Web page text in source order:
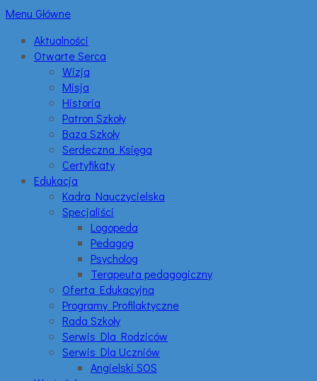
Menu Główne
Aktualności
Otwarte Serca
Wizja
Misja
Historia
Patron Szkoły
Baza Szkoły
Serdeczna Księga
Certyfikaty
Edukacja
Kadra Nauczycielska
Specjaliści
Logopeda
Pedagog
Psycholog
Terapeuta pedagogiczny
Oferta Edukacyjna
Programy Profilaktyczne
Rada Szkoły
Serwis Dla Rodziców
Serwis Dla Uczniów
Angielski SOS